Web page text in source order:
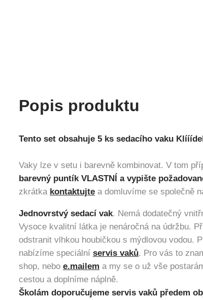
Popis produktu
Tento set obsahuje 5 ks sedacího vaku
Vaky lze v setu i barevně kombinovat. V tom
barevný puntík VLASTNÍ a vypište
zkrátka kontaktujte a domluvíme se společně
Jednovrstvý sedací vak. Nemá dodatečný
Vysoce kvalitní látka je nenáročná na údržbu.
odstranit vlhkou houbičkou s mýdlovou vodou.
nabízíme speciální servis vaků. Pro vás to
shop, nebo e.mailem a my se o už vše
cestou a doplníme náplně.
Školám doporučujeme servis vaků předem